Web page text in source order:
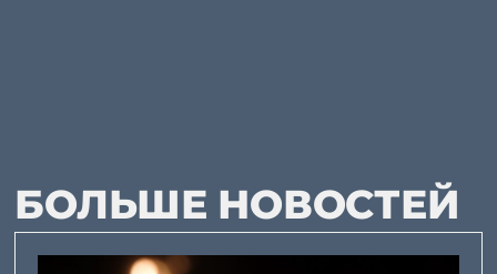
БОЛЬШЕ НОВОСТЕЙ